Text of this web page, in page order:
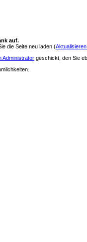
auf.
die Seite neu laden (
Administrator geschickt, den Sie